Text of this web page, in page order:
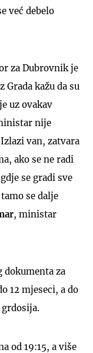
već debelo
za Dubrovnik je
kažu da su
uz ovakav
nije
van, zatvara
ako se ne radi
se gradi sve
se dalje
, ministar
dokumenta za
12 mjeseci, a do
od 19:15, a više